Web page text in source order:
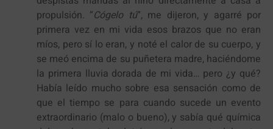
propulsión. “Cógelo tú“, me dijeron, y agarré por
primera vez en mi vida esos brazos que no eran
míos, pero sí lo eran, y noté el calor de su cuerpo, y
se meó encima de su puñetera madre, haciéndome
la primera lluvia dorada de mi vida… pero ¿y qué?
Había leído mucho sobre esa sensación como de
que el tiempo se para cuando sucede un evento
extraordinario (malo o bueno), y sabía qué química